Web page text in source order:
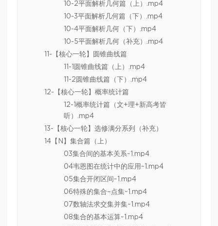
10-2平面解析几何篇（上）.mp4
10-3平面解析几何篇（下）.mp4
10-4平面解析几何（下）.mp4
10-5平面解析几何（补充）.mp4
11-【核心一轮】圆锥曲线篇
11-1圆锥曲线篇（上）.mp4
11-2圆锥曲线篇（下）.mp4
12-【核心一轮】概率统计篇
12-1概率统计篇（文+理+新高考皆
听）.mp4
13-【核心一轮】选修满分系列（补充）
14【N】集合篇（上）
03集合间的基本关系~1.mp4
04韦恩图在统计中的应用~1.mp4
05集合开闭区间~1.mp4
06特殊的集合–点集~1.mp4
07数轴法求交集并集~1.mp4
08集合的基本运算~1.mp4